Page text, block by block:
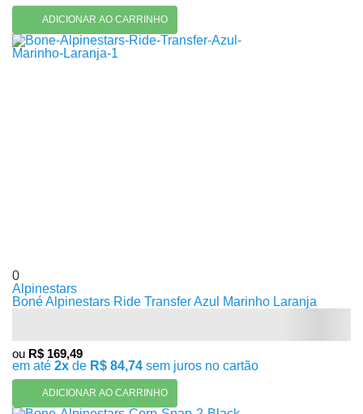
ADICIONAR AO CARRINHO
0
Alpinestars
Boné Alpinestars Ride Transfer Azul Marinho Laranja
ou R$ 169,49
em até 2x de R$ 84,74 sem juros no cartão
ADICIONAR AO CARRINHO